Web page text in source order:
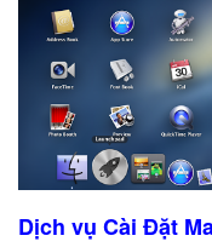
Dịch vụ Cài Đặt